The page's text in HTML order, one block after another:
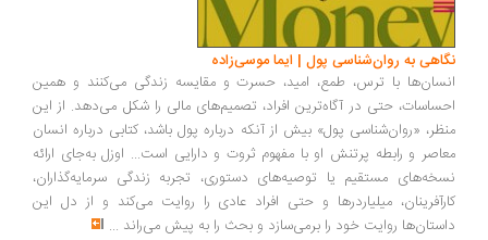
به روان‌شناسی پول | ایما موسی‌زاده
با ترس، طمع، امید، حسرت و مقایسه زندگی می‌کنند و همین
حتی در آگاه‌ترین افراد، تصمیم‌های مالی را شکل می‌دهد. از این
«روان‌شناسی پول» بیش از آنکه درباره پول باشد، کتابی درباره انسان
و رابطه پرتنش او با مفهوم ثروت و دارایی است... اوزل به‌جای ارائه
مستقیم یا توصیه‌های دستوری، تجربه زندگی سرمایه‌گذاران،
میلیاردرها و حتی افراد عادی را روایت می‌کند و از دل این
روایت خود را برمی‌سازد و بحث را به پیش می‌راند...